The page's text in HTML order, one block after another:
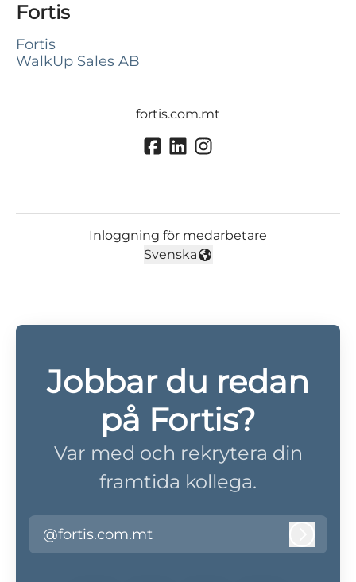
Fortis
Fortis
WalkUp Sales AB
fortis.com.mt
Inloggning för medarbetare
Byt språk
Svenska
Jobbar du redan
på Fortis?
Var med och rekrytera din
framtida kollega.
@fortis.com.mt